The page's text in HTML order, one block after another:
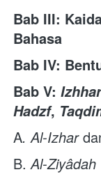
Bab III:
Bahasa
Bab IV:
Bab V: Izhhar
Hadzf,
A. Al-Izhar
B. Al-Ziyâdah